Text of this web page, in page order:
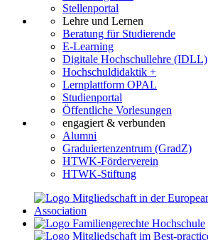
Stellenportal
Lehre und Lernen
Beratung für Studierende
E-Learning
Digitale Hochschullehre (IDLL)
Hochschuldidaktik +
Lernplattform OPAL
Studienportal
Öffentliche Vorlesungen
engagiert & verbunden
Alumni
Graduiertenzentrum (GradZ)
HTWK-Förderverein
HTWK-Stiftung